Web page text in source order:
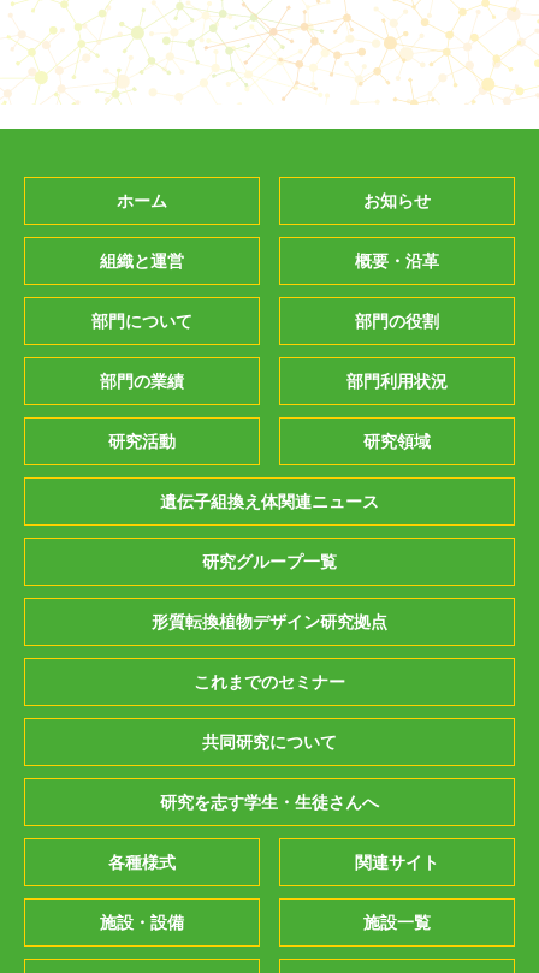
ホーム お知らせ
組織と運営 概要・沿革
部門について 部門の役割
部門の業績 部門利用状況
研究活動 研究領域
遺伝子組換え体関連ニュース
研究グループ一覧
形質転換植物デザイン研究拠点
これまでのセミナー
共同研究について
研究を志す学生・生徒さんへ
各種様式 関連サイト
施設・設備 施設一覧